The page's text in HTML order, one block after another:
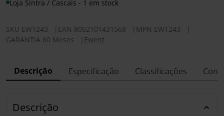
Loja Sintra / Cascais - 1 em stock
SKU EW1243 EAN 8052101431568 MPN EW1243
GARANTIA 60 Meses
Ewent
Descrição Especificação Classificações
Descrição